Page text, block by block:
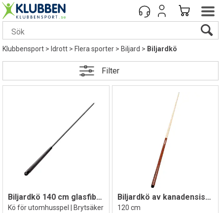
Klubbensport> Idrott>Flera sporter>Biljard> Biljardkö
Filter
Biljardkö 140 cm glasfiber | Svart
Kö för utomhusspel | Brytsäker
Biljardkö av kanadensiskt lönnträ
120 cm